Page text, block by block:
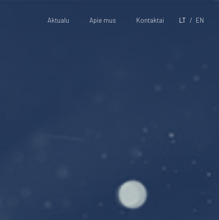
Aktualu Apie mus Kontaktai LT EN